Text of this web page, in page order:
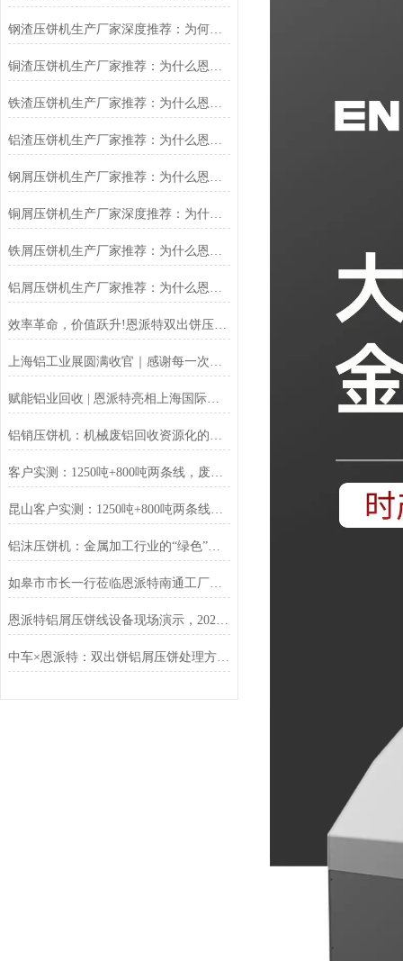
钢渣压饼机生产厂家深度推荐：为何恩派特成为高净值产线的优选
铜渣压饼机生产厂家推荐：为什么恩派特成为众多企业的信赖？
铁渣压饼机生产厂家推荐：为什么恩派特成为众多企业的优选？
铝渣压饼机生产厂家推荐：为什么恩派特是值得信赖的选择？
钢屑压饼机生产厂家推荐：为什么恩派特是您值得信赖的选择？
铜屑压饼机生产厂家深度推荐：为什么恩派特成为市场的“压饼专家”？
铁屑压饼机生产厂家推荐：为什么恩派特成为工业固废处理的优选品牌？
铝屑压饼机生产厂家推荐：为什么恩派特成为众多企业的优选？
效率革命，价值跃升!恩派特双出饼压饼机全新升级，重塑金属回收
上海铝工业展圆满收官｜感谢每一次相遇，我们明年再见！
赋能铝业回收 | 恩派特亮相上海国际铝工业展
铝销压饼机：机械废铝回收资源化的环保核心设备
客户实测：1250吨+800吨两条线，废料回收从成本中心变利润来源
昆山客户实测：1250吨+800吨两条线，废料回收从成本中心变利润来源
铝沫压饼机：金属加工行业的“绿色”增值引擎
如皋市市长一行莅临恩派特南通工厂调研指导
恩派特铝屑压饼线设备现场演示，2025年上海铝工业展现场人气狂飙
中车×恩派特：双出饼铝屑压饼处理方案落地，高效破解金属废屑难题！